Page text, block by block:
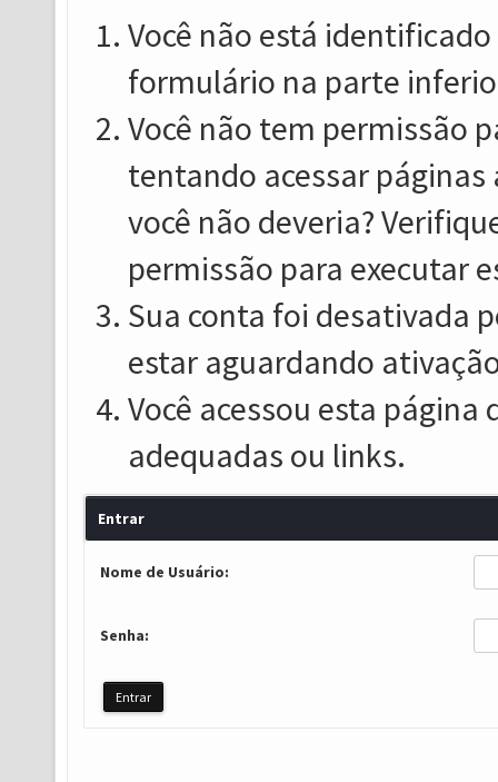
Você não está
formulário na parte
Você não tem permissão
tentando acessar
você não deveria?
permissão para executar
Sua conta foi desativada
estar aguardando
Você acessou esta
adequadas ou links.
Entrar
Nome de Usuário:
Senha: